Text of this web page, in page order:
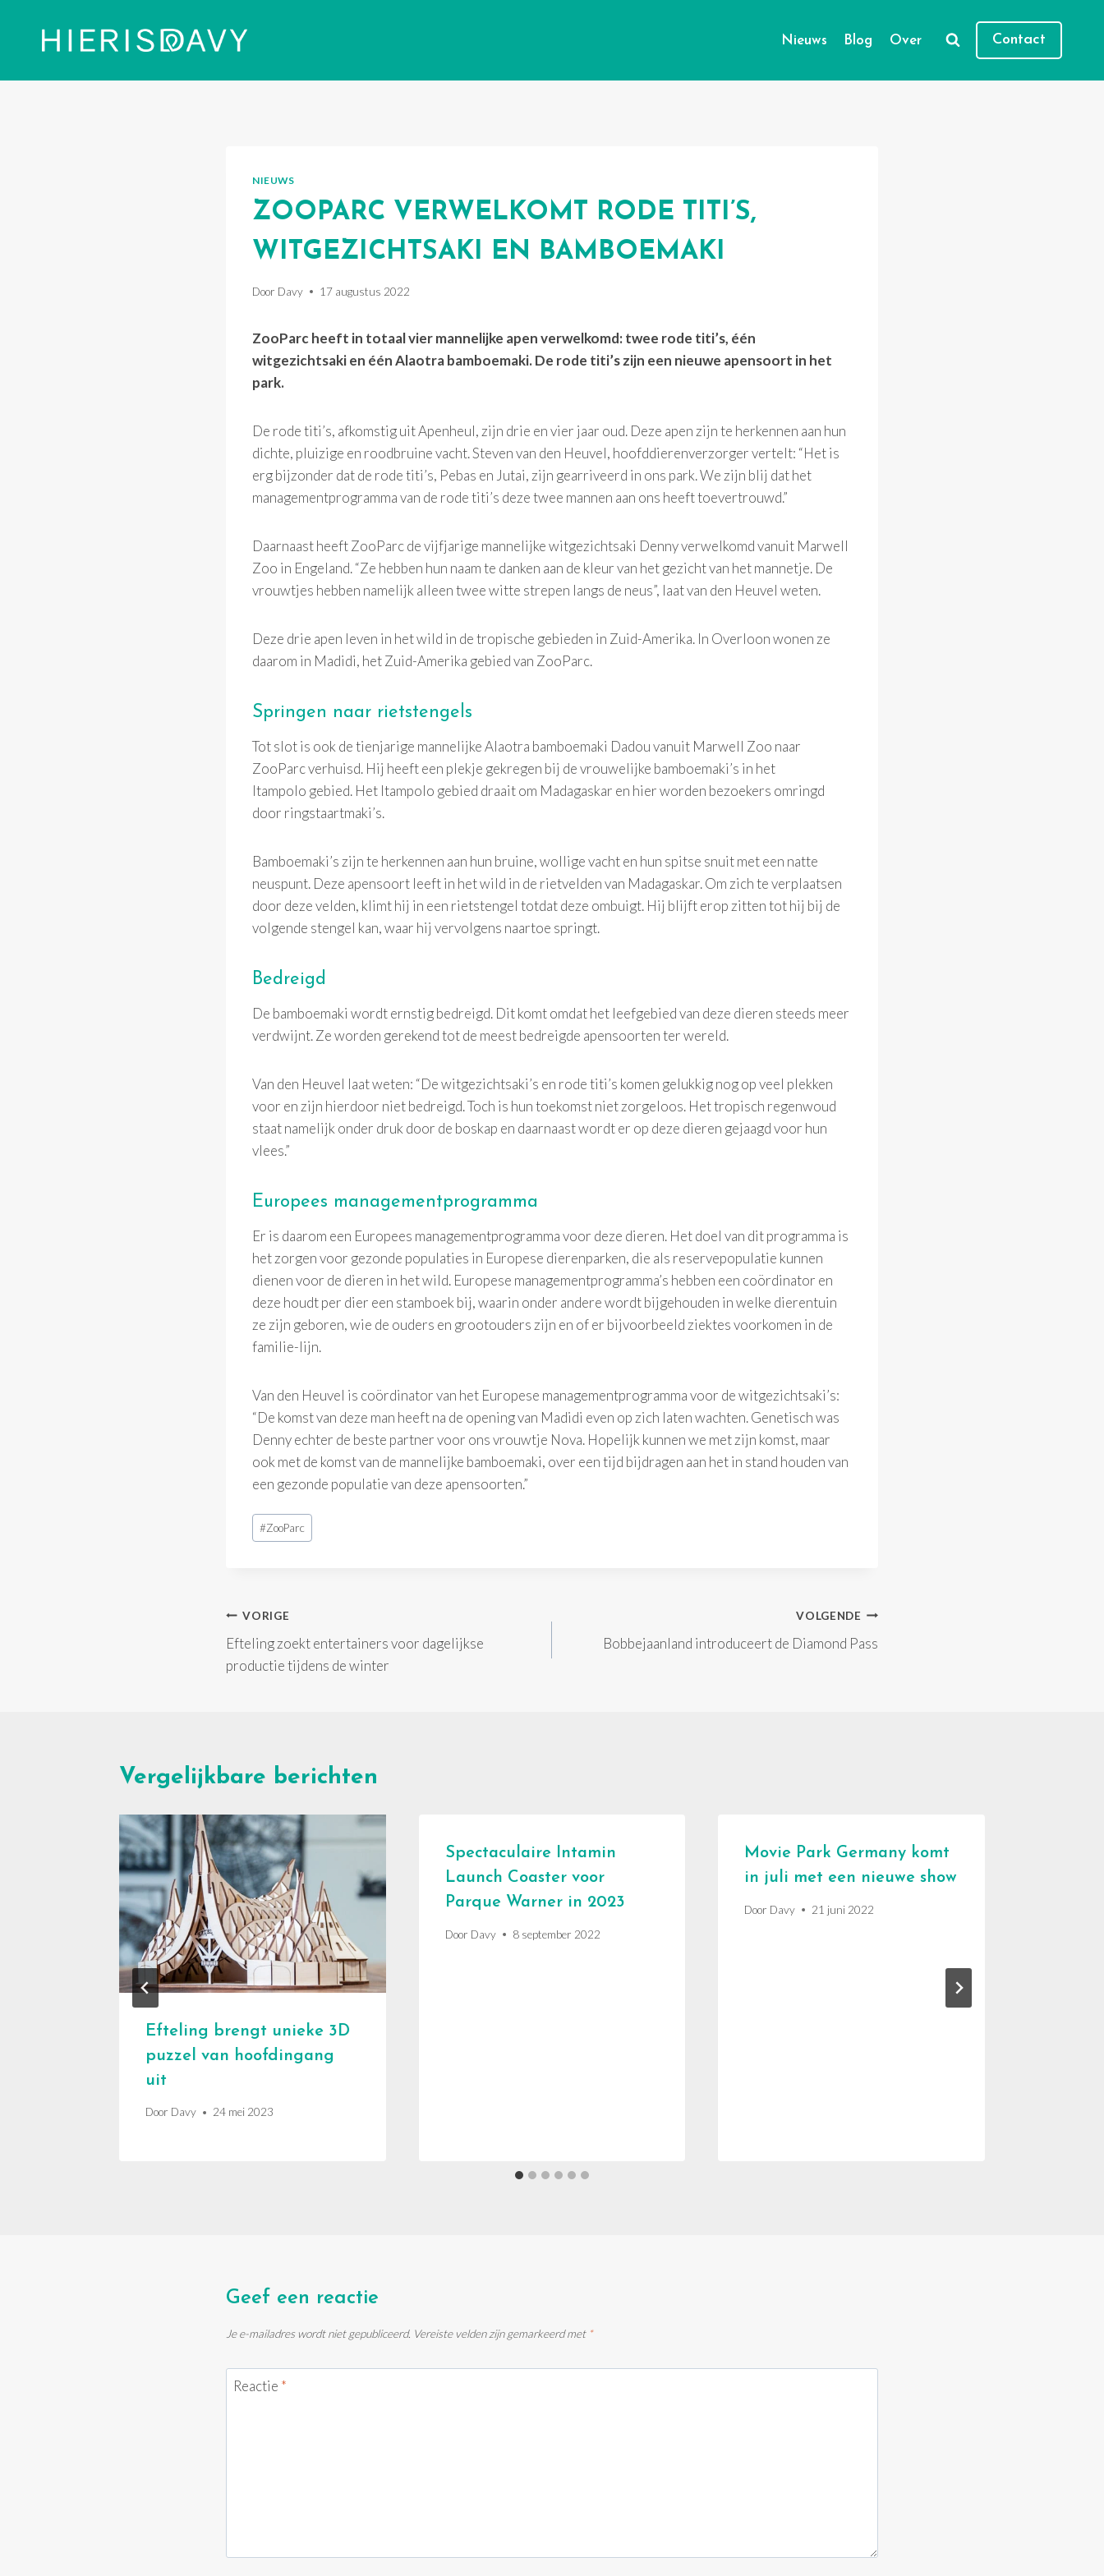
Nieuws Blog Over Contact
NIEUWS
ZOOPARC VERWELKOMT RODE TITI’S,
WITGEZICHTSAKI EN BAMBOEMAKI
Door Davy 17 augustus 2022
ZooParc heeft in totaal vier mannelijke apen verwelkomd: twee rode titi’s, één
witgezichtsaki en één Alaotra bamboemaki. De rode titi’s zijn een nieuwe apensoort in het
park.
De rode titi’s, afkomstig uit Apenheul, zijn drie en vier jaar oud. Deze apen zijn te herkennen aan hun
dichte, pluizige en roodbruine vacht. Steven van den Heuvel, hoofddierenverzorger vertelt: “Het is
erg bijzonder dat de rode titi’s, Pebas en Jutai, zijn gearriveerd in ons park. We zijn blij dat het
managementprogramma van de rode titi’s deze twee mannen aan ons heeft toevertrouwd.”
Daarnaast heeft ZooParc de vijfjarige mannelijke witgezichtsaki Denny verwelkomd vanuit Marwell
Zoo in Engeland. “Ze hebben hun naam te danken aan de kleur van het gezicht van het mannetje. De
vrouwtjes hebben namelijk alleen twee witte strepen langs de neus”, laat van den Heuvel weten.
Deze drie apen leven in het wild in de tropische gebieden in Zuid-Amerika. In Overloon wonen ze
daarom in Madidi, het Zuid-Amerika gebied van ZooParc.
Springen naar rietstengels
Tot slot is ook de tienjarige mannelijke Alaotra bamboemaki Dadou vanuit Marwell Zoo naar
ZooParc verhuisd. Hij heeft een plekje gekregen bij de vrouwelijke bamboemaki’s in het
Itampolo gebied. Het Itampolo gebied draait om Madagaskar en hier worden bezoekers omringd
door ringstaartmaki’s.
Bamboemaki’s zijn te herkennen aan hun bruine, wollige vacht en hun spitse snuit met een natte
neuspunt. Deze apensoort leeft in het wild in de rietvelden van Madagaskar. Om zich te verplaatsen
door deze velden, klimt hij in een rietstengel totdat deze ombuigt. Hij blijft erop zitten tot hij bij de
volgende stengel kan, waar hij vervolgens naartoe springt.
Bedreigd
De bamboemaki wordt ernstig bedreigd. Dit komt omdat het leefgebied van deze dieren steeds meer
verdwijnt. Ze worden gerekend tot de meest bedreigde apensoorten ter wereld.
Van den Heuvel laat weten: “De witgezichtsaki’s en rode titi’s komen gelukkig nog op veel plekken
voor en zijn hierdoor niet bedreigd. Toch is hun toekomst niet zorgeloos. Het tropisch regenwoud
staat namelijk onder druk door de boskap en daarnaast wordt er op deze dieren gejaagd voor hun
vlees.”
Europees managementprogramma
Er is daarom een Europees managementprogramma voor deze dieren. Het doel van dit programma is
het zorgen voor gezonde populaties in Europese dierenparken, die als reservepopulatie kunnen
dienen voor de dieren in het wild. Europese managementprogramma’s hebben een coördinator en
deze houdt per dier een stamboek bij, waarin onder andere wordt bijgehouden in welke dierentuin
ze zijn geboren, wie de ouders en grootouders zijn en of er bijvoorbeeld ziektes voorkomen in de
familie-lijn.
Van den Heuvel is coördinator van het Europese managementprogramma voor de witgezichtsaki’s:
“De komst van deze man heeft na de opening van Madidi even op zich laten wachten. Genetisch was
Denny echter de beste partner voor ons vrouwtje Nova. Hopelijk kunnen we met zijn komst, maar
ook met de komst van de mannelijke bamboemaki, over een tijd bijdragen aan het in stand houden van
een gezonde populatie van deze apensoorten.”
Bericht
tags:
#ZooParc
Bericht
navigatie
VORIGE
Efteling zoekt entertainers voor dagelijkse
productie tijdens de winter
VOLGENDE
Bobbejaanland introduceert de Diamond Pass
Vergelijkbare berichten
Efteling brengt unieke 3D
puzzel van hoofdingang
uit
Door Davy 24 mei 2023
Spectaculaire Intamin
Launch Coaster voor
Parque Warner in 2023
Door Davy 8 september 2022
Movie Park Germany komt
in juli met een nieuwe show
Door Davy 21 juni 2022
Geef een reactie
Je e-mailadres wordt niet gepubliceerd. Vereiste velden zijn gemarkeerd met *
Reactie *